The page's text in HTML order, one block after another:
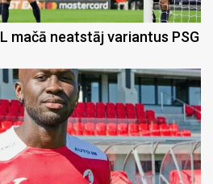
mačā neatstāj variantus PSG